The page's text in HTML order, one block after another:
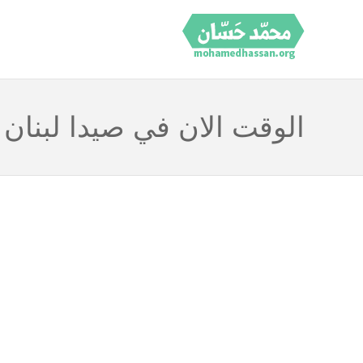
الوقت الان في صيدا لبنان